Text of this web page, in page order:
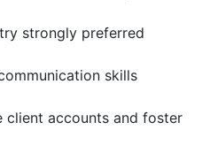
strongly preferred
skills
accounts and foster